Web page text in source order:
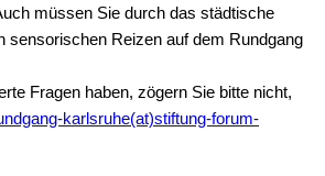
müssen Sie durch das städtische
sensorischen Reizen auf dem Rundgang
Fragen haben, zögern Sie bitte nicht,
karlsruhe(at)stiftung-forum-